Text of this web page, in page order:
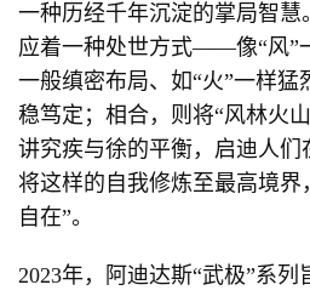
一种历经千年沉淀的掌局智
应着一种处世方式——像“风”
一般缜密布局、如“火”一样猛
稳笃定；相合，则将“风林火
讲究疾与徐的平衡，启迪人们
将这样的自我修炼至最高境界
自在”。
2023年，阿迪达斯“武极”系列